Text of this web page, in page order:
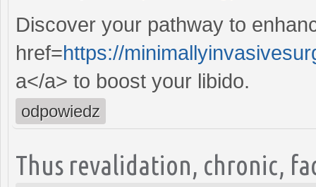
Discover your pathway to
href=https://
a</a> to boost your libido.
odpowiedz
Thus revalidation, chronic,